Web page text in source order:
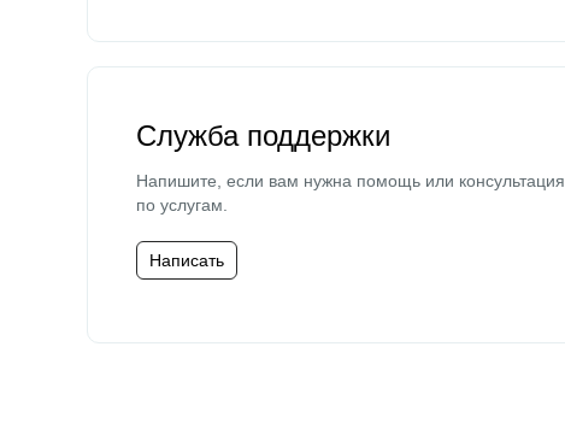
Служба поддержки
Напишите, если вам нужна помощь или консультация
по услугам.
Написать